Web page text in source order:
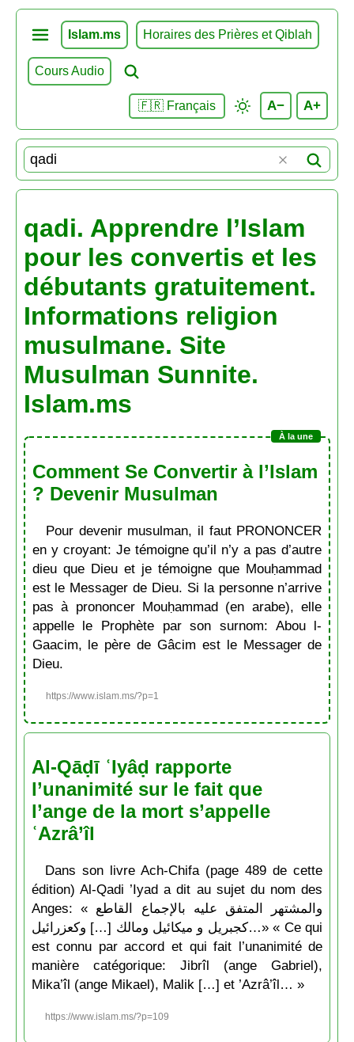
Islam.ms Horaires des Prières et Qiblah
Cours Audio
🇫🇷 Français A− A+
qadi. Apprendre l’Islam
pour les convertis et les
débutants gratuitement.
Informations religion
musulmane. Site
Musulman Sunnite.
Islam.ms
Comment Se Convertir à l’Islam
? Devenir Musulman
Pour devenir musulman, il faut PRONONCER
en y croyant: Je témoigne qu’il n’y a pas d’autre
dieu que Dieu et je témoigne que Mouḥammad
est le Messager de Dieu. Si la personne n’arrive
pas à prononcer Mouḥammad (en arabe), elle
appelle le Prophète par son surnom: Abou l-
Gaacim, le père de Gâcim est le Messager de
Dieu.
https://www.islam.ms/?p=1
Al-Qāḍī ʿIyâḍ rapporte
l’unanimité sur le fait que
l’ange de la mort s’appelle
ʿAzrâ’îl
Dans son livre Ach-Chifa (page 489 de cette
édition) Al-Qadi ’Iyad a dit au sujet du nom des
Anges: « والمشتهر المتفق عليه بالإجماع القاطع
كجبريل و ميكائيل ومالك […] وكعزرائيل…» « Ce qui
est connu par accord et qui fait l’unanimité de
manière catégorique: Jibrîl (ange Gabriel),
Mika’îl (ange Mikael), Malik […] et ’Azrâ’îl… »
https://www.islam.ms/?p=109